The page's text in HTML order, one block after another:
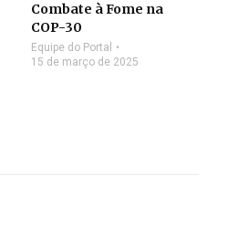
Combate à Fome na
COP-30
Equipe do Portal
15 de março de 2025